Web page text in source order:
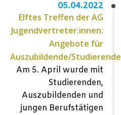
05.04.2022
Elftes Treffen der AG
Jugendvertreter:innen:
Angebote für
Auszubildende/Studierende
Am 5. April wurde mit
Studierenden,
Auszubildenden und
jungen Berufstätigen